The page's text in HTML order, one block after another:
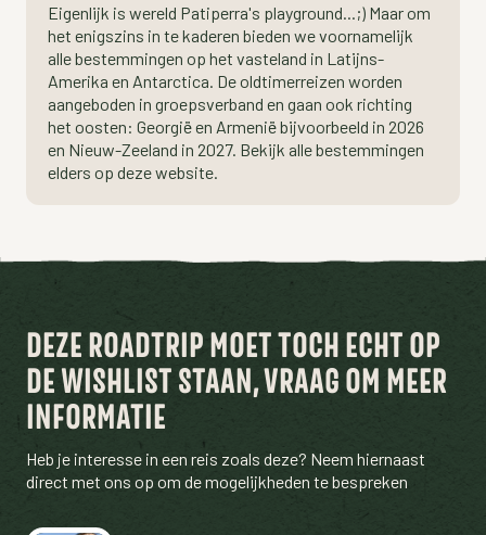
Eigenlijk is wereld Patiperra's playground...;) Maar om
het enigszins in te kaderen bieden we voornamelijk
alle bestemmingen op het vasteland in Latijns-
Amerika en Antarctica. De oldtimerreizen worden
aangeboden in groepsverband en gaan ook richting
het oosten: Georgië en Armenië bijvoorbeeld in 2026
en Nieuw-Zeeland in 2027. Bekijk alle bestemmingen
elders op deze website.
DEZE ROADTRIP MOET TOCH ECHT OP
DE WISHLIST STAAN, VRAAG OM MEER
INFORMATIE
Heb je interesse in een reis zoals deze? Neem hiernaast
direct met ons op om de mogelijkheden te bespreken